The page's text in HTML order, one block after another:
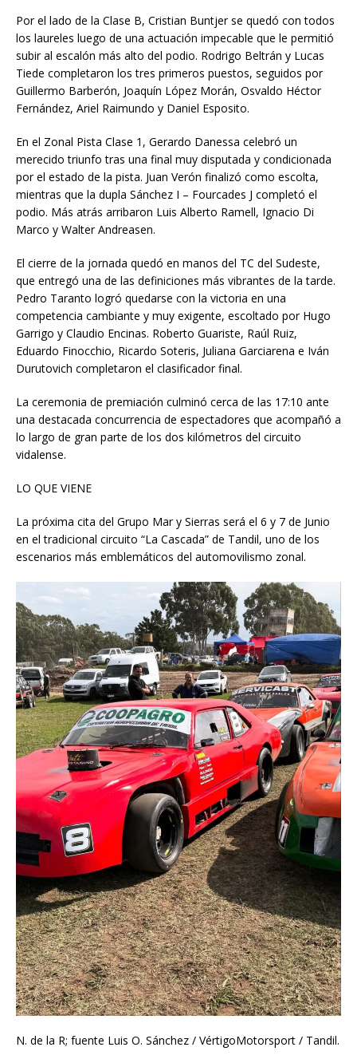
Por el lado de la Clase B, Cristian Buntjer se quedó con todos
los laureles luego de una actuación impecable que le permitió
subir al escalón más alto del podio. Rodrigo Beltrán y Lucas
Tiede completaron los tres primeros puestos, seguidos por
Guillermo Barberón, Joaquín López Morán, Osvaldo Héctor
Fernández, Ariel Raimundo y Daniel Esposito.
En el Zonal Pista Clase 1, Gerardo Danessa celebró un
merecido triunfo tras una final muy disputada y condicionada
por el estado de la pista. Juan Verón finalizó como escolta,
mientras que la dupla Sánchez I – Fourcades J completó el
podio. Más atrás arribaron Luis Alberto Ramell, Ignacio Di
Marco y Walter Andreasen.
El cierre de la jornada quedó en manos del TC del Sudeste,
que entregó una de las definiciones más vibrantes de la tarde.
Pedro Taranto logró quedarse con la victoria en una
competencia cambiante y muy exigente, escoltado por Hugo
Garrigo y Claudio Encinas. Roberto Guariste, Raúl Ruiz,
Eduardo Finocchio, Ricardo Soteris, Juliana Garciarena e Iván
Durutovich completaron el clasificador final.
La ceremonia de premiación culminó cerca de las 17:10 ante
una destacada concurrencia de espectadores que acompañó a
lo largo de gran parte de los dos kilómetros del circuito
vidalense.
LO QUE VIENE
La próxima cita del Grupo Mar y Sierras será el 6 y 7 de Junio
en el tradicional circuito “La Cascada” de Tandil, uno de los
escenarios más emblemáticos del automovilismo zonal.
N. de la R; fuente Luis O. Sánchez / VértigoMotorsport / Tandil.